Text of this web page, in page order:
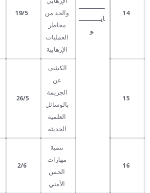
ـــــــــــــ
ايـــــــــــ
و
14
والحد من
مخاطر
العمليات
الإرهابية
/5
15
الكشف
عن
الجريمة
بالوسائل
العلمية
الحديثة
26/5
16
تنمية
مهارات
الحس
الأمني
2
/6